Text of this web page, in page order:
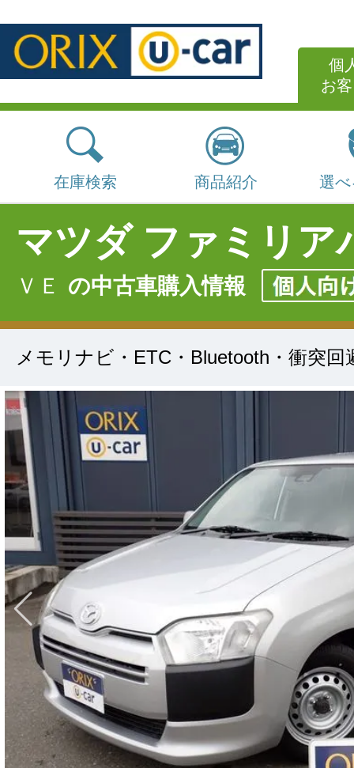
個
お
在庫検索 商品紹介 選
マツダ ファミリ
ＶＥ の中古車購入情報
メモリナビ・ETC・Bluetooth・衝突回